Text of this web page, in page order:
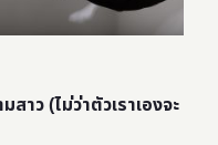
าว (ไม่ว่าตัวเราเองจะ